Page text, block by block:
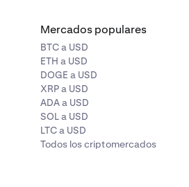
Mercados populares
BTC a USD
ETH a USD
DOGE a USD
XRP a USD
ADA a USD
SOL a USD
LTC a USD
Todos los criptomercados